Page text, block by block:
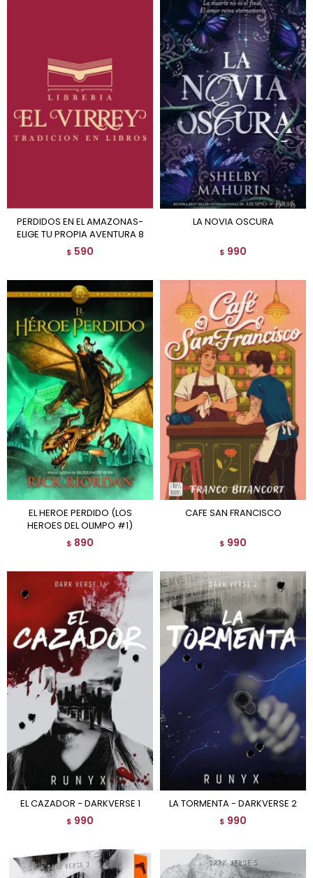
PERDIDOS EN EL AMAZONAS-
ELIGE TU PROPIA AVENTURA 8
$ 590
LA NOVIA OSCURA
$ 990
EL HEROE PERDIDO (LOS
HEROES DEL OLIMPO #1)
$ 890
CAFE SAN FRANCISCO
$ 990
EL CAZADOR - DARKVERSE 1
$ 990
LA TORMENTA - DARKVERSE 2
$ 990